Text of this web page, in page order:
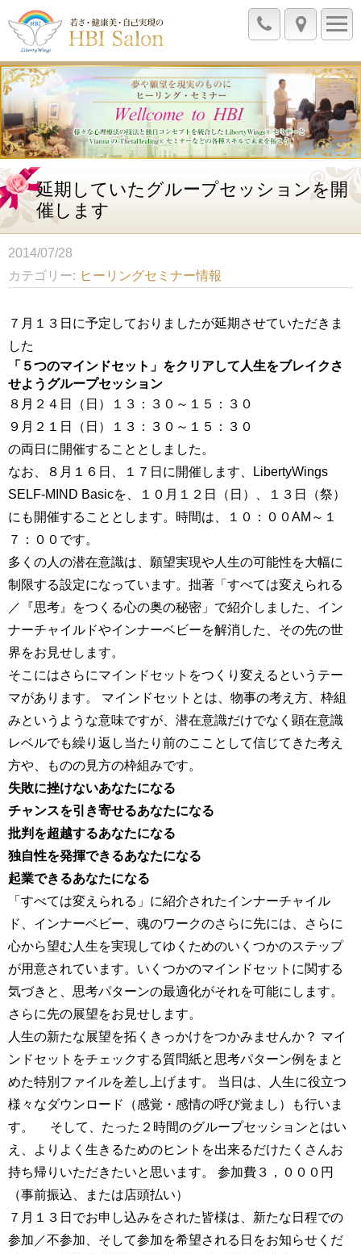
延期していたグループセッションを開
催します
2014/07/28
カテゴリー
ヒーリングセミナー情報
７月１３日に予定しておりましたが延期させていただきま
した
「５つのマインドセット」をクリアして人生をブレイクさ
せようグループセッション
８月２４日（日）１３：３０～１５：３０
９月２１日（日）１３：３０～１５：３０
の両日に開催することとしました。
なお、８月１６日、１７日に開催します、LibertyWings
SELF-MIND Basicを、１０月１２日（日）、１３日（祭）
にも開催することとします。時間は、１０：００AM～１
７：００です。
多くの人の潜在意識は、願望実現や人生の可能性を大幅に
制限する設定になっています。拙著「すべては変えられる
／『思考』をつくる心の奥の秘密」で紹介しました、イン
ナーチャイルドやインナーベビーを解消した、その先の世
界をお見せします。
そこにはさらにマインドセットをつくり変えるというテー
マがあります。 マインドセットとは、物事の考え方、枠組
みというような意味ですが、潜在意識だけでなく顕在意識
レベルでも繰り返し当たり前のこことして信じてきた考え
方や、ものの見方の枠組みです。
失敗に挫けないあなたになる
チャンスを引き寄せるあなたになる
批判を超越するあなたになる
独自性を発揮できるあなたになる
起業できるあなたになる
「すべては変えられる」に紹介されたインナーチャイル
ド、インナーベビー、魂のワークのさらに先には、さらに
心から望む人生を実現してゆくためのいくつかのステップ
が用意されています。いくつかのマインドセットに関する
気づきと、思考パターンの最適化がそれを可能にします。
さらに先の展望をお見せします。
人生の新たな展望を拓くきっかけをつかみませんか？ マイ
ンドセットをチェックする質問紙と思考パターン例をまと
めた特別ファイルを差し上げます。 当日は、人生に役立つ
様々なダウンロード（感覚・感情の呼び覚まし）も行いま
す。 そして、たった２時間のグループセッションとはい
え、よりよく生きるためのヒントを出来るだけたくさんお
持ち帰りいただきたいと思います。 参加費３，０００円
（事前振込、または店頭払い）
７月１３日でお申し込みをされた皆様は、新たな日程での
参加／不参加、そして参加を希望される日をお知らせくだ